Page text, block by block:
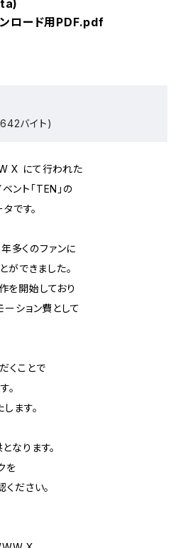
ロード用PDF.pdf
バイト)
X にて行われた
ント「TEN」の
です。
多くのファンに
ができました。
開始しており
ション費として
くことで
。
ます。
なります。
を
ださい。